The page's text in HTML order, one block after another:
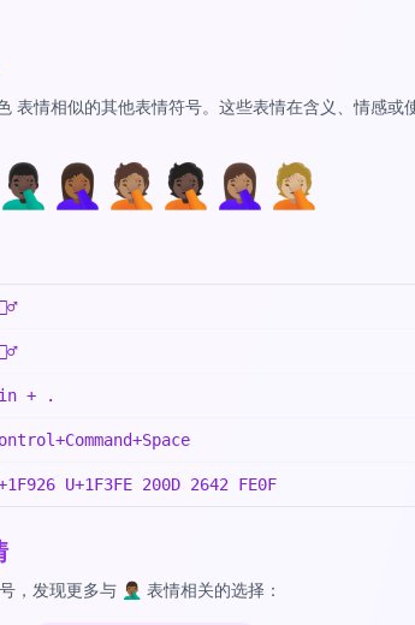
色 表情相似的其他表情符号。这些表情在含义、情感或
🤦🏿‍♂️ 🤦🏾‍♀️ 🤦🏽 🤦🏿 🤦🏽‍♀️ 🤦🏼
+ .
U+1F3FE 200D 2642 FE0F
发现更多与 🤦🏾‍♂️ 表情相关的选择：